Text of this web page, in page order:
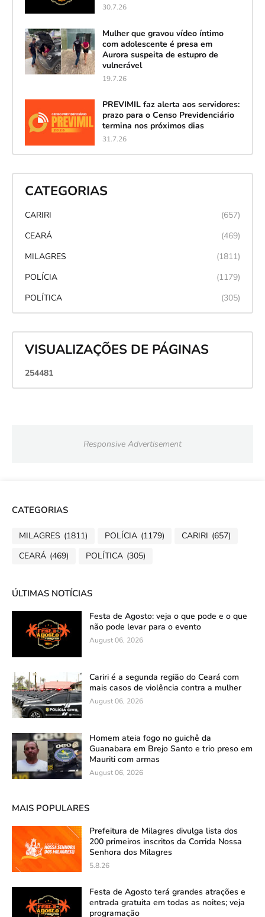
30.7.26
Mulher que gravou vídeo íntimo
com adolescente é presa em
Aurora suspeita de estupro de
vulnerável
19.7.26
PREVIMIL faz alerta aos servidores:
prazo para o Censo Previdenciário
termina nos próximos dias
31.7.26
CATEGORIAS
CARIRI
(657)
CEARÁ
(469)
MILAGRES
(1811)
POLÍCIA
(1179)
POLÍTICA
(305)
VISUALIZAÇÕES DE PÁGINAS
254481
Responsive Advertisement
CATEGORIAS
MILAGRES (1811) POLÍCIA (1179) CARIRI (657)
CEARÁ (469) POLÍTICA (305)
ÚLTIMAS NOTÍCIAS
Festa de Agosto: veja o que pode e o que
não pode levar para o evento
August 06, 2026
Cariri é a segunda região do Ceará com
mais casos de violência contra a mulher
August 06, 2026
Homem ateia fogo no guichê da
Guanabara em Brejo Santo e trio preso em
Mauriti com armas
August 06, 2026
MAIS POPULARES
Prefeitura de Milagres divulga lista dos
200 primeiros inscritos da Corrida Nossa
Senhora dos Milagres
5.8.26
Festa de Agosto terá grandes atrações e
entrada gratuita em todas as noites; veja
programação